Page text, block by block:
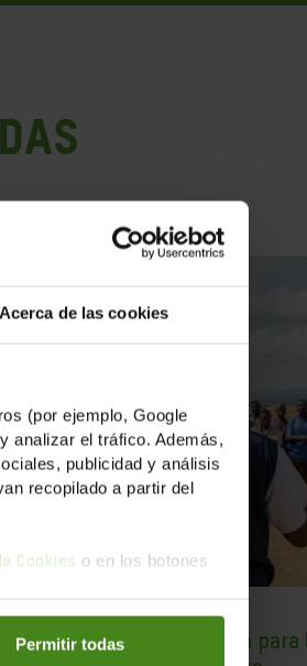
Acerca de las cookies
(por ejemplo, Google
analizar el tráfico. Además,
publicidad y análisis
recopilado a partir del
Cookies o en los botones
Permitir todas
Un futuro sin cooperación para